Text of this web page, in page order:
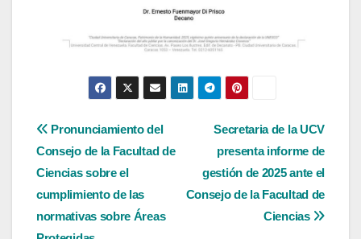
Navegación
de
entradas
Secretaria de la UCV
presenta informe de
gestión de 2025 ante el
Consejo de la Facultad de
Ciencias
Pronunciamiento del
Consejo de la Facultad de
Ciencias sobre el
cumplimiento de las
normativas sobre Áreas